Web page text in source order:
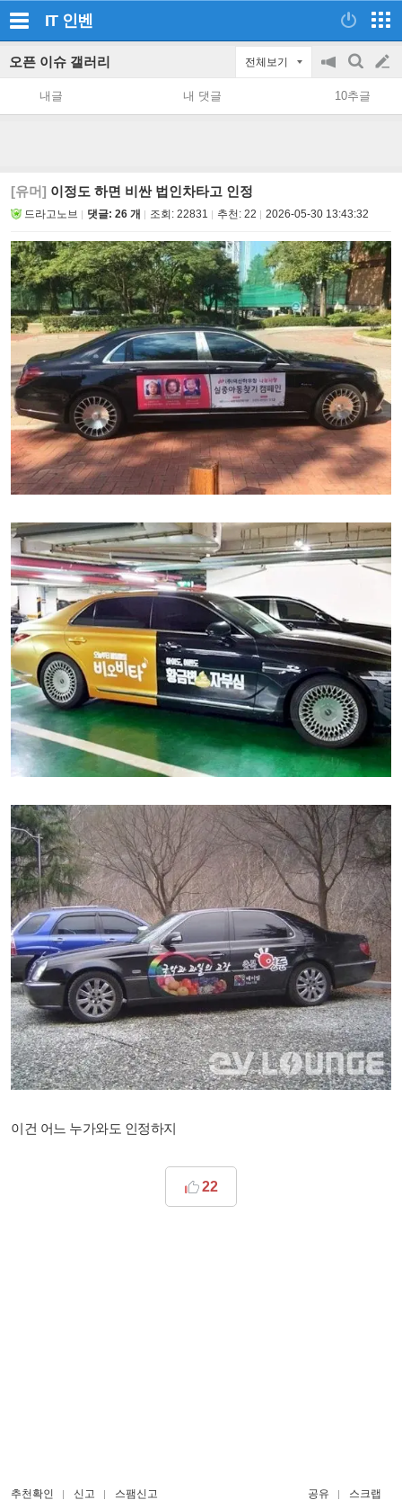
IT 인벤
오픈 이슈 갤러리 전체보기
공
지
on/off
검
색
글
쓰
내글 내 댓글 10추글
[유머] 이정도 하면 비싼 법인차타고 인정
드라고노브 댓글: 26 개 조회: 22831 추천: 22 2026-05-30 13:43:32
이건 어느 누가와도 인정하지
22
추천확인 신고 스팸신고 공유 스크랩